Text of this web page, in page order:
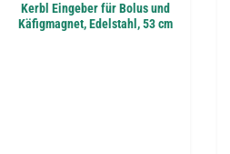
Kerbl Eingeber für Bolus und
Käfigmagnet, Edelstahl, 53 cm